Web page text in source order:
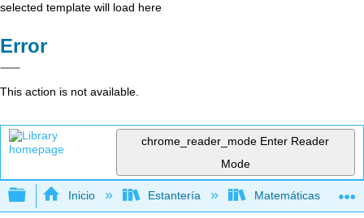
selected template will load here
Error
This action is not available.
chrome_reader_mode Enter Reader
Mode
Expandir/contraer jerarquía global
Inicio Estantería Matemáticas